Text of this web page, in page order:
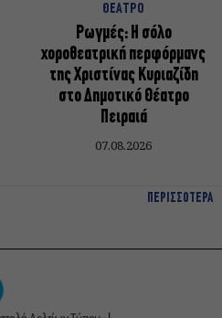
ΘΕΑΤΡΟ
Ρωγμές: Η σόλο
χοροθεατρική περφόρμανς
της Χριστίνας Κυριαζίδη
στο Δημοτικό Θέατρο
Πειραιά
07.08.2026
ΠΕΡΙΣΣΟΤΕΡΑ